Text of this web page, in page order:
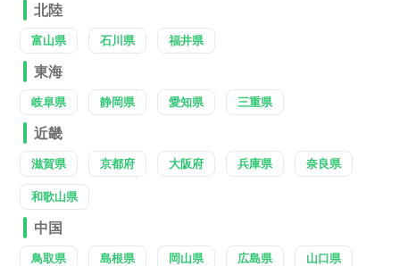
北陸
富山県 石川県 福井県
東海
岐阜県 静岡県 愛知県 三重県
近畿
滋賀県 京都府 大阪府 兵庫県 奈良県
和歌山県
中国
鳥取県 島根県 岡山県 広島県 山口県